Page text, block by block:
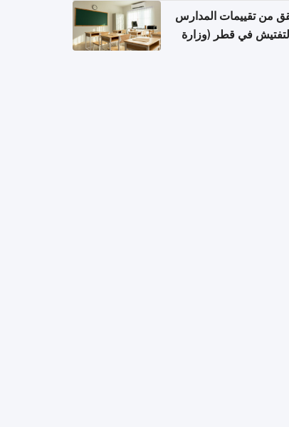
من تقييمات المدارس
في قطر (وزارة